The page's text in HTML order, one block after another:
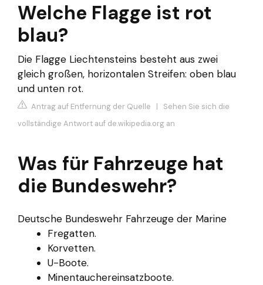
Welche Flagge ist rot
blau?
Die Flagge Liechtensteins besteht aus zwei
gleich großen, horizontalen Streifen: oben blau
und unten rot.
Antrag auf Entfernung der Quelle | Sehen Sie sich die
vollständige Antwort auf de.wikipedia.org an
Was für Fahrzeuge hat
die Bundeswehr?
Deutsche Bundeswehr Fahrzeuge der Marine
Fregatten.
Korvetten.
U-Boote.
Minentauchereinsatzboote.